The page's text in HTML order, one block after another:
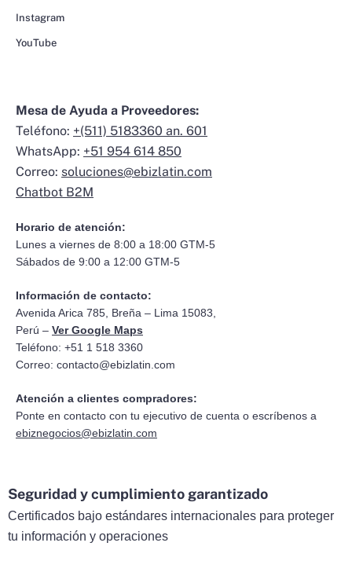
Instagram
YouTube
Mesa de Ayuda a Proveedores:
Teléfono: +(511) 5183360 an. 601
WhatsApp: +51 954 614 850
Correo: soluciones@ebizlatin.com
Chatbot B2M
Horario de atención:
Lunes a viernes de 8:00 a 18:00 GTM-5
Sábados de 9:00 a 12:00 GTM-5
Información de contacto:
Avenida Arica 785, Breña – Lima 15083,
Perú – Ver Google Maps
Teléfono: +51 1 518 3360
Correo: contacto@ebizlatin.com
Atención a clientes compradores:
Ponte en contacto con tu ejecutivo de cuenta o escríbenos a
ebiznegocios@ebizlatin.com
Seguridad y cumplimiento garantizado
Certificados bajo estándares internacionales para proteger
tu información y operaciones